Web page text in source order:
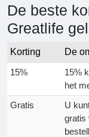
De beste
Greatlife
Korting De
15%
15%
het
Gratis
U
gratis